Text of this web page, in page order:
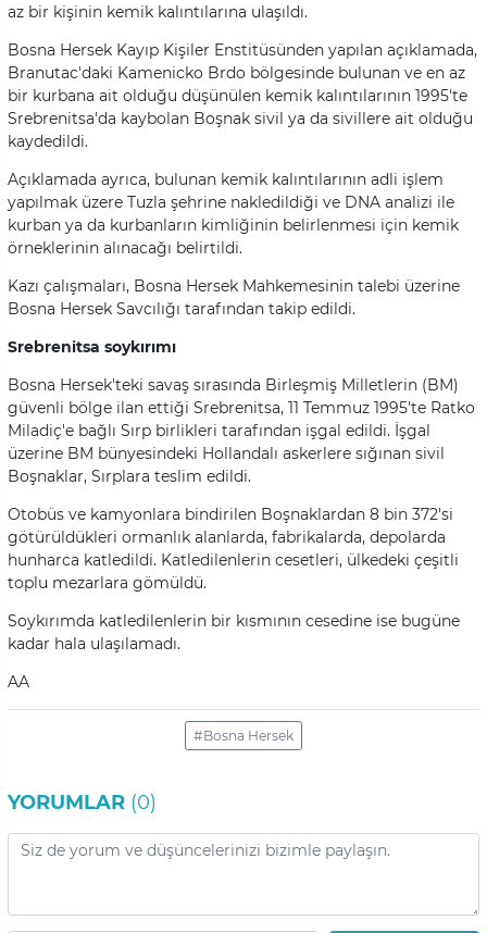
az bir kişinin kemik kalıntılarına ulaşıldı.
Bosna Hersek Kayıp Kişiler Enstitüsünden yapılan açıklamada,
Branutac'daki Kamenicko Brdo bölgesinde bulunan ve en az
bir kurbana ait olduğu düşünülen kemik kalıntılarının 1995'te
Srebrenitsa'da kaybolan Boşnak sivil ya da sivillere ait olduğu
kaydedildi.
Açıklamada ayrıca, bulunan kemik kalıntılarının adli işlem
yapılmak üzere Tuzla şehrine nakledildiği ve DNA analizi ile
kurban ya da kurbanların kimliğinin belirlenmesi için kemik
örneklerinin alınacağı belirtildi.
Kazı çalışmaları, Bosna Hersek Mahkemesinin talebi üzerine
Bosna Hersek Savcılığı tarafından takip edildi.
Srebrenitsa soykırımı
Bosna Hersek'teki savaş sırasında Birleşmiş Milletlerin (BM)
güvenli bölge ilan ettiği Srebrenitsa, 11 Temmuz 1995'te Ratko
Miladiç'e bağlı Sırp birlikleri tarafından işgal edildi. İşgal
üzerine BM bünyesindeki Hollandalı askerlere sığınan sivil
Boşnaklar, Sırplara teslim edildi.
Otobüs ve kamyonlara bindirilen Boşnaklardan 8 bin 372'si
götürüldükleri ormanlık alanlarda, fabrikalarda, depolarda
hunharca katledildi. Katledilenlerin cesetleri, ülkedeki çeşitli
toplu mezarlara gömüldü.
Soykırımda katledilenlerin bir kısmının cesedine ise bugüne
kadar hala ulaşılamadı.
AA
#Bosna Hersek
YORUMLAR (0)